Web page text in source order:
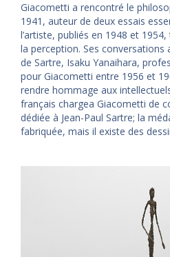
Giacometti a rencontré le
1941, auteur de deux essais
l’artiste, publiés en 1948 et
la perception. Ses conversations
de Sartre, Isaku Yanaihara,
pour Giacometti entre 1956 et
rendre hommage aux
français chargea Giacometti de
dédiée à Jean-Paul Sartre; la
fabriquée, mais il existe des